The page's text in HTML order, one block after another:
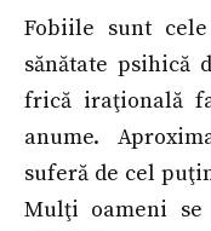
Fobiile sunt
sănătate psihică
frică iraţională
anume.
suferă de cel
Mulţi oameni se